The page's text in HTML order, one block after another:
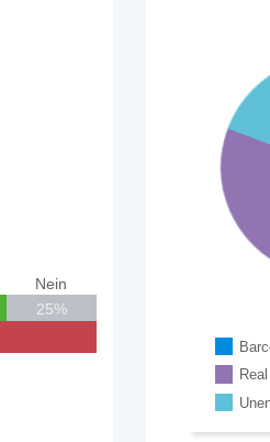
Nein
25%